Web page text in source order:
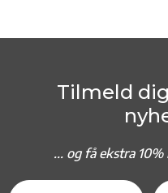
Tilmeld
... og få ekstra